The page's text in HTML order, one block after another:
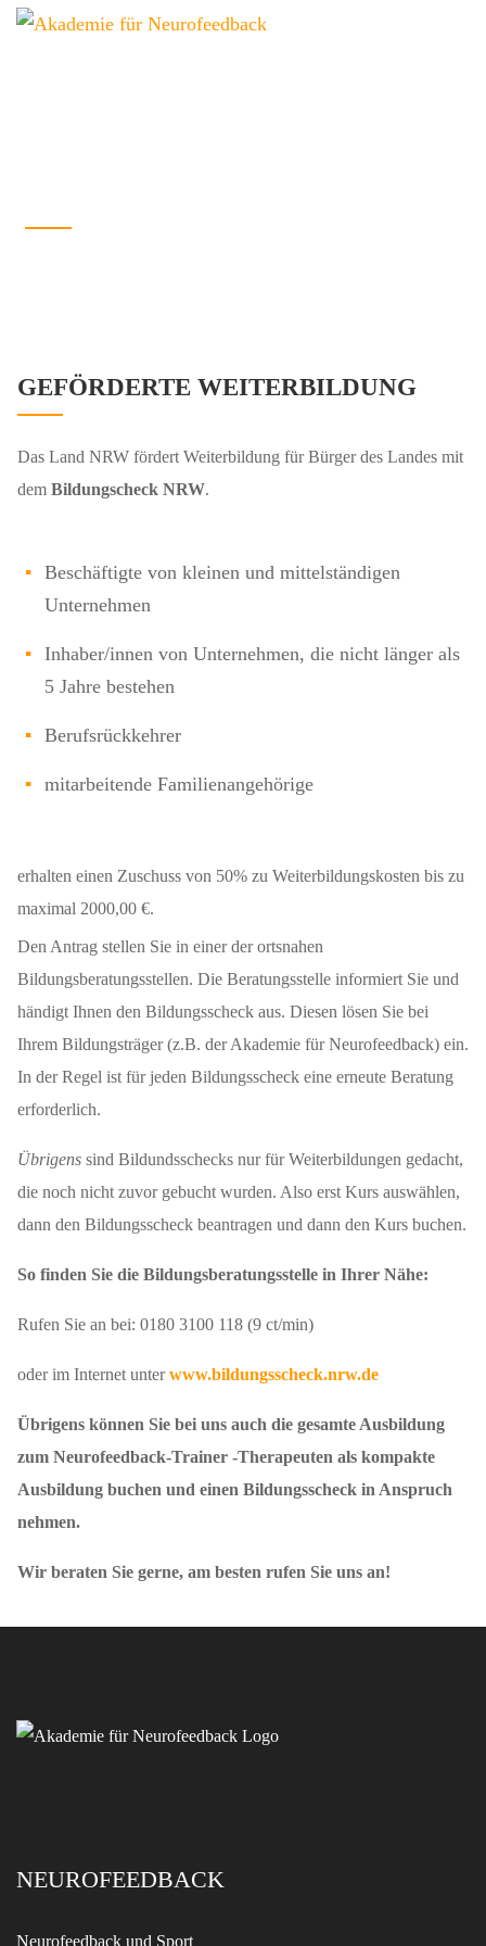
GEFÖRDERTE WEITERBILDUNG
Das Land NRW fördert Weiterbildung für Bürger des Landes mit
dem Bildungscheck NRW.
Beschäftigte von kleinen und mittelständigen
Unternehmen
Inhaber/innen von Unternehmen, die nicht länger als
5 Jahre bestehen
Berufsrückkehrer
mitarbeitende Familienangehörige
erhalten einen Zuschuss von 50% zu Weiterbildungskosten bis zu
maximal 2000,00 €.
Den Antrag stellen Sie in einer der ortsnahen
Bildungsberatungsstellen. Die Beratungsstelle informiert Sie und
händigt Ihnen den Bildungsscheck aus. Diesen lösen Sie bei
Ihrem Bildungsträger (z.B. der Akademie für Neurofeedback) ein.
In der Regel ist für jeden Bildungsscheck eine erneute Beratung
erforderlich.
Übrigens sind Bildundsschecks nur für Weiterbildungen gedacht,
die noch nicht zuvor gebucht wurden. Also erst Kurs auswählen,
dann den Bildungsscheck beantragen und dann den Kurs buchen.
So finden Sie die Bildungsberatungsstelle in Ihrer Nähe:
Rufen Sie an bei: 0180 3100 118 (9 ct/min)
oder im Internet unterwww.bildungsscheck.nrw.de
Übrigens können Sie bei uns auch die gesamte Ausbildung
zum Neurofeedback-Trainer -Therapeuten als kompakte
Ausbildung buchen und einen Bildungsscheck in Anspruch
nehmen.
Wir beraten Sie gerne, am besten rufen Sie uns an!
NEUROFEEDBACK
Neurofeedback und Sport